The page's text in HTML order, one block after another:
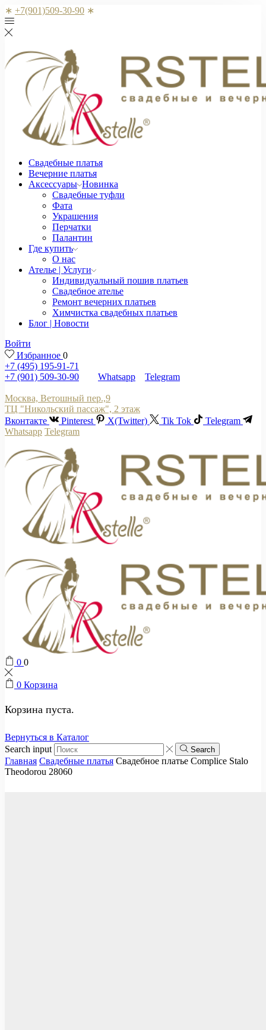
∗ +7(901)509-30-90 ∗
Свадебные платья
Вечерние платья
Аксессуары Новинка
Свадебные туфли
Фата
Украшения
Перчатки
Палантин
Где купить
О нас
Ателье | Услуги
Индивидуальный пошив платьев
Свадебное ателье
Ремонт вечерних платьев
Химчистка свадебных платьев
Блог | Новости
Войти
Избранное 0
+7 (495) 195-91-71
+7 (901) 509-30-90
Whatsapp Telegram
Москва, Ветошный пер.,9
ТЦ "Никольский пассаж", 2 этаж
Вконтакте
Pinterest X(Twitter) Tik Tok
Telegram
Whatsapp Telegram
0 0
0 Корзина
Корзина пуста.
Вернуться в Каталог
Search input
Search
Главная Свадебные платья Свадебное платье Complice Stalo
Theodorou 28060